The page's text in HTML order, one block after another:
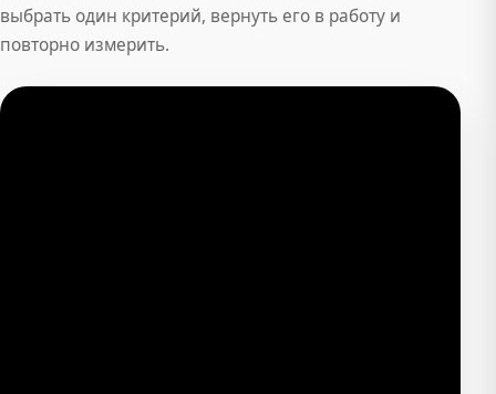
выбрать один критерий, вернуть его в работу и
повторно измерить.